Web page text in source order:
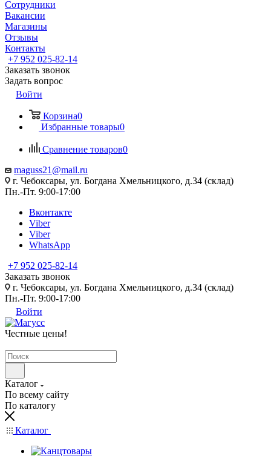
Сотрудники
Вакансии
Магазины
Отзывы
Контакты
+7 952 025-82-14
Заказать звонок
Задать вопрос
Войти
Корзина0
Избранные товары0
Сравнение товаров0
maguss21@mail.ru
г. Чебоксары, ул. Богдана Хмельницкого, д.34 (склад)
Пн.-Пт. 9:00-17:00
Вконтакте
Viber
Viber
WhatsApp
+7 952 025-82-14
Заказать звонок
г. Чебоксары, ул. Богдана Хмельницкого, д.34 (склад)
Пн.-Пт. 9:00-17:00
Войти
Честные цены!
Каталог
По всему сайту
По каталогу
Каталог